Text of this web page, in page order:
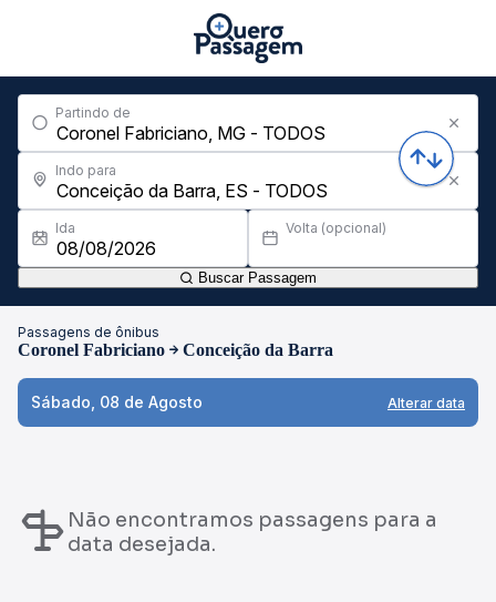
Partindo de
Indo para
Ida Volta (opcional)
Buscar Passagem
Passagens de ônibus
Coronel Fabriciano Conceição da Barra
Sábado, 08 de Agosto Alterar data
Não encontramos passagens para a
data desejada.